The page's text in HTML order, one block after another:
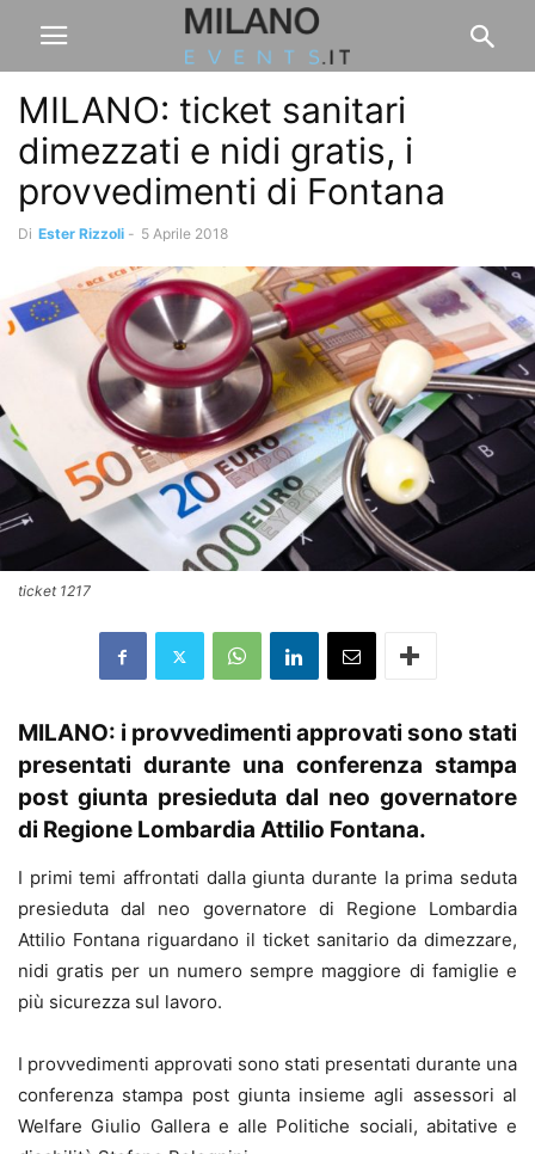
MILANO: ticket sanitari
dimezzati e nidi gratis, i
provvedimenti di Fontana
Di Ester Rizzoli - 5 Aprile 2018
ticket 1217
MILANO: i provvedimenti approvati sono stati
presentati durante una conferenza stampa
post giunta presieduta dal neo governatore
di Regione Lombardia Attilio Fontana.
I primi temi affrontati dalla giunta durante la prima seduta
presieduta dal neo governatore di Regione Lombardia
Attilio Fontana riguardano il ticket sanitario da dimezzare,
nidi gratis per un numero sempre maggiore di famiglie e
più sicurezza sul lavoro.
I provvedimenti approvati sono stati presentati durante una
conferenza stampa post giunta insieme agli assessori al
Welfare Giulio Gallera e alle Politiche sociali, abitative e